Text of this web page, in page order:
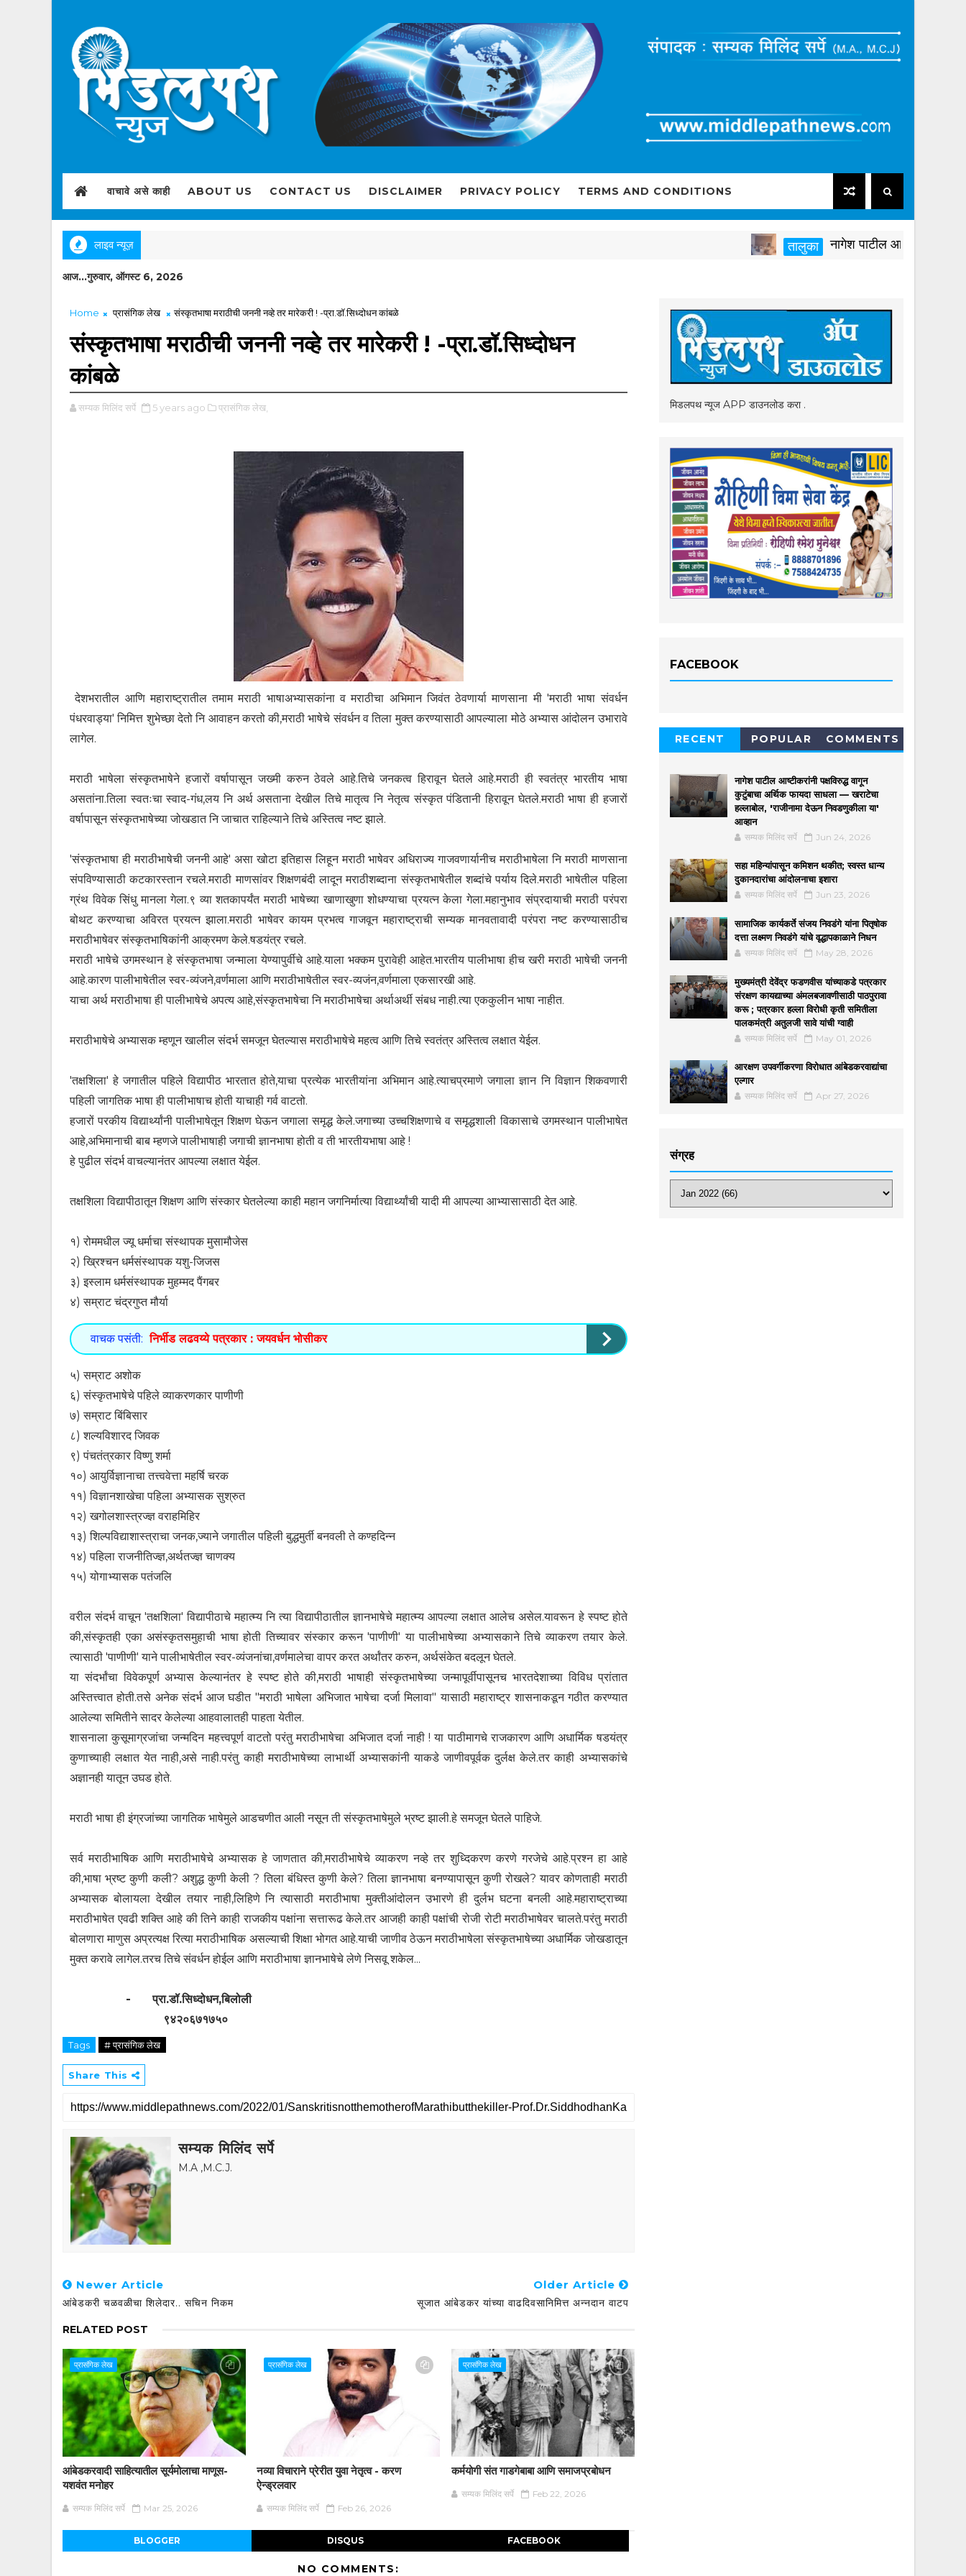
वाचावे असे काही ABOUT US CONTACT US DISCLAIMER PRIVACY POLICY TERMS AND CONDITIONS
लाइव न्यूज़ तालुका नागेश पाटील आष्टीकरांनी
आज...गुरुवार, ऑगस्ट 6, 2026
Home प्रासंगिक लेख संस्कृतभाषा मराठीची जननी नव्हे तर मारेकरी ! -प्रा.डॉ.सिध्दोधन कांबळे
संस्कृतभाषा मराठीची जननी नव्हे तर मारेकरी ! -प्रा.डॉ.सिध्दोधन
कांबळे
सम्यक मिलिंद सर्पे 5 years ago प्रासंगिक लेख,
देशभरातील आणि महाराष्ट्रातील तमाम मराठी भाषाअभ्यासकांना व मराठीचा अभिमान जिवंत ठेवणार्या माणसाना मी 'मराठी भाषा संवर्धन
पंधरवाड्या' निमित्त शुभेच्छा देतो नि आवाहन करतो की,मराठी भाषेचे संवर्धन व तिला मुक्त करण्यासाठी आपल्याला मोठे अभ्यास आंदोलन उभारावे
लागेल.
मराठी भाषेला संस्कृतभाषेने हजारों वर्षापासून जख्मी करुन ठेवले आहे.तिचे जनकत्व हिरावून घेतले आहे.मराठी ही स्वतंत्र भारतीय भाषा
असतांना.तिला स्वतःचा स्वाद-गंध,लय नि अर्थ असताना देखील तिचे मातृत्व नि नेतृत्व संस्कृत पंडितानी हिरावून घेतले.मराठी भाषा ही हजारों
वर्षापासून संस्कृतभाषेच्या जोखडात नि जाचात राहिल्याने तिचे अस्तित्व नष्ट झाले.
'संस्कृतभाषा ही मराठीभाषेची जननी आहे' असा खोटा इतिहास लिहून मराठी भाषेवर अधिराज्य गाजवणार्यानीच मराठीभाषेला नि मराठी माणसाना
संपविण्यासाठी कटकारस्तान रचले.मराठी माणसांवर शिक्षणबंदी लादून मराठीशब्दाना संस्कृतभाषेतील शब्दांचे पर्याय दिले.मराठी भाषेतील पहिला
ग्रंथ विवेक सिंधु मानला गेला.९ व्या शतकापर्यंत मराठी भाषेच्या खाणाखुणा शोधण्याचा प्रयत्न केला गेला.महानुभाव संप्रदायाची मराठी परंपरा
बोथट करण्याचा अविरत प्रयत्न झाला.मराठी भाषेवर कायम प्रभत्व गाजवून महाराष्ट्राची सम्यक मानवतावादी परंपरा नष्ट करण्यासाठीच
मराठीभाषेवर संस्कृतभाषिकांनी आक्रमण केले.षडयंत्र रचले.
मराठी भाषेचे उगमस्थान हे संस्कृतभाषा जन्माला येण्यापुर्वीचे आहे.याला भक्कम पुरावेही आहेत.भारतीय पालीभाषा हीच खरी मराठी भाषेची जननी
आहे.कारण पालीभाषेतील स्वर-व्यंजने,वर्णमाला आणि मराठीभाषेतील स्वर-व्यजंन,वर्णमाला एकसारखी आहे.
याचा अर्थ मराठीभाषा ही पालीभाषेचे अपत्य आहे,संस्कृतभाषेचा नि मराठीभाषेचा अर्थाअर्थी संबध नाही.त्या एककुलीन भाषा नाहीत.
मराठीभाषेचे अभ्यासक म्हणून खालील संदर्भ समजून घेतल्यास मराठीभाषेचे महत्व आणि तिचे स्वतंत्र अस्तित्व लक्षात येईल.
'तक्षशिला' हे जगातील पहिले विद्यापीठ भारतात होते,याचा प्रत्येक भारतीयांना अभिमान आहे.त्याचप्रमाणे जगाला ज्ञान नि विज्ञान शिकवणारी
पहिली जागतिक भाषा ही पालीभाषाच होती याचाही गर्व वाटतो.
हजारों परकीय विद्यार्थ्यांनी पालीभाषेतून शिक्षण घेऊन जगाला समृद्ध केले.जगाच्या उच्चशिक्षणाचे व समृद्धशाली विकासाचे उगमस्थान पालीभाषेत
आहे,अभिमानाची बाब म्हणजे पालीभाषाही जगाची ज्ञानभाषा होती व ती भारतीयभाषा आहे !
हे पुढील संदर्भ वाचल्यानंतर आपल्या लक्षात येईल.
तक्षशिला विद्यापीठातून शिक्षण आणि संस्कार घेतलेल्या काही महान जगनिर्मात्या विद्यार्थ्यांची यादी मी आपल्या आभ्यासासाठी देत आहे.
१) रोममधील ज्यू धर्माचा संस्थापक मुसामौजेस
२) ख्रिश्चन धर्मसंस्थापक यशु-जिजस
३) इस्लाम धर्मसंस्थापक मुहम्मद पैंगबर
४) सम्राट चंद्रगुप्त मौर्या
वाचक पसंती: निर्भीड लढवय्ये पत्रकार : जयवर्धन भोसीकर
५) सम्राट अशोक
६) संस्कृतभाषेचे पहिले व्याकरणकार पाणीणी
७) सम्राट बिंबिसार
८) शल्यविशारद जिवक
९) पंचतंत्रकार विष्णु शर्मा
१०) आयुर्विज्ञानाचा तत्त्ववेत्ता महर्षि चरक
११) विज्ञानशाखेचा पहिला अभ्यासक सुश्रुत
१२) खगोलशास्त्रज्ज्ञ वराहमिहिर
१३) शिल्पविद्याशास्त्राचा जनक,ज्याने जगातील पहिली बुद्धमुर्ती बनवली ते कण्हदिन्न
१४) पहिला राजनीतिज्ज्ञ,अर्थतज्ज्ञ चाणक्य
१५) योगाभ्यासक पतंजलि
वरील संदर्भ वाचून 'तक्षशिला' विद्यापीठाचे महात्म्य नि त्या विद्यापीठातील ज्ञानभाषेचे महात्म्य आपल्या लक्षात आलेच असेल.यावरून हे स्पष्ट होते
की,संस्कृतही एका असंस्कृतसमुहाची भाषा होती तिच्यावर संस्कार करून 'पाणीणी' या पालीभाषेच्या अभ्यासकाने तिचे व्याकरण तयार केले.
त्यासाठी 'पाणीणी' याने पालीभाषेतील स्वर-व्यंजनांचा,वर्णमालेचा वापर करत अर्थांतर करुन, अर्थसंकेत बदलून घेतले.
या संदर्भांचा विवेकपूर्ण अभ्यास केल्यानंतर हे स्पष्ट होते की,मराठी भाषाही संस्कृतभाषेच्या जन्मापूर्वीपासूनच भारतदेशाच्या विविध प्रांतात
अस्तित्त्वात होती.तसे अनेक संदर्भ आज घडीत "मराठी भाषेला अभिजात भाषेचा दर्जा मिलावा" यासाठी महाराष्ट्र शासनाकडून गठीत करण्यात
आलेल्या समितीने सादर केलेल्या आहवालातही पाहता येतील.
शासनाला कुसूमाग्रजांचा जन्मदिन महत्त्वपूर्ण वाटतो परंतु मराठीभाषेचा अभिजात दर्जा नाही ! या पाठीमागचे राजकारण आणि अधार्मिक षडयंत्र
कुणाच्याही लक्षात येत नाही,असे नाही.परंतु काही मराठीभाषेच्या लाभार्थी अभ्यासकांनी याकडे जाणीवपूर्वक दुर्लक्ष केले.तर काही अभ्यासकांचे
अज्ञानही यातून उघड होते.
मराठी भाषा ही इंग्रजांच्या जागतिक भाषेमुले आडचणीत आली नसून ती संस्कृतभाषेमुले भ्रष्ट झाली.हे समजून घेतले पाहिजे.
सर्व मराठीभाषिक आणि मराठीभाषेचे अभ्यासक हे जाणतात की,मराठीभाषेचे व्याकरण नव्हे तर शुध्दिकरण करणे गरजेचे आहे.प्रश्न हा आहे
की,भाषा भ्रष्ट कुणी कली? अशुद्ध कुणी केली ? तिला बंधिस्त कुणी केले? तिला ज्ञानभाषा बनण्यापासून कुणी रोखले? यावर कोणताही मराठी
अभ्यासक बोलायला देखील तयार नाही,लिहिणे नि त्यासाठी मराठीभाषा मुक्तीआंदोलन उभारणे ही दुर्लभ घटना बनली आहे.महाराष्ट्राच्या
मराठीभाषेत एवढी शक्ति आहे की तिने काही राजकीय पक्षांना सत्तारूढ केले.तर आजही काही पक्षांची रोजी रोटी मराठीभाषेवर चालते.परंतु मराठी
बोलणारा माणुस अप्रत्यक्ष रित्या मराठीभाषिक असल्याची शिक्षा भोगत आहे.याची जाणीव ठेऊन मराठीभाषेला संस्कृतभाषेच्या अधार्मिक जोखडातून
मुक्त करावे लागेल.तरच तिचे संवर्धन होईल आणि मराठीभाषा ज्ञानभाषेचे लेणे निसवू शकेल...
- प्रा.डॉ.सिध्दोधन,बिलोली
९४२०६७१७५०
Tags # प्रासंगिक लेख
Share This
सम्यक मिलिंद सर्पे
M.A ,M.C.J.
Newer Article
आंबेडकरी चळवळीचा शिलेदार.. सचिन निकम
Older Article
सूजात आंबेडकर यांच्या वाढदिवसानिमित्त अन्नदान वाटप
RELATED POST
प्रासंगिक लेख
आंबेडकरवादी साहित्यातील सूर्यमोलाचा माणूस-
यशवंत मनोहर
सम्यक मिलिंद सर्पे Mar 25, 2026
प्रासंगिक लेख
नव्या विचाराने प्रेरीत युवा नेतृत्व - करण
ऐन्ड्रलवार
सम्यक मिलिंद सर्पे Feb 26, 2026
प्रासंगिक लेख
कर्मयोगी संत गाडगेबाबा आणि समाजप्रबोधन
सम्यक मिलिंद सर्पे Feb 22, 2026
BLOGGER DISQUS FACEBOOK
NO COMMENTS:
मिडलपथ न्यूज APP डाउनलोड करा .
FACEBOOK
RECENT POPULAR COMMENTS
नागेश पाटील आष्टीकरांनी पक्षविरुद्ध वागून
कुटुंबाचा अर्थिक फायदा साधला — खराटेचा
हल्लाबोल, 'राजीनामा देऊन निवडणुकीला या'
आव्हान
सम्यक मिलिंद सर्पे Jun 24, 2026
सहा महिन्यांपासून कमिशन थकीत; स्वस्त धान्य
दुकानदारांचा आंदोलनाचा इशारा
सम्यक मिलिंद सर्पे Jun 23, 2026
सामाजिक कार्यकर्ते संजय निवडंगे यांना पितृषोक
दत्ता लक्ष्मण निवडंगे यांचे वृद्धापकाळाने निधन
सम्यक मिलिंद सर्पे May 28, 2026
मुख्यमंत्री देवेंद्र फडणवीस यांच्याकडे पत्रकार
संरक्षण कायद्याच्या अंमलबजावणीसाठी पाठपुरावा
करू ; पत्रकार हल्ला विरोधी कृती समितीला
पालकमंत्री अतुलजी सावे यांची ग्वाही
सम्यक मिलिंद सर्पे May 01, 2026
आरक्षण उपवर्गीकरणा विरोधात आंबेडकरवाद्यांचा
एल्गार
सम्यक मिलिंद सर्पे Apr 27, 2026
संग्रह